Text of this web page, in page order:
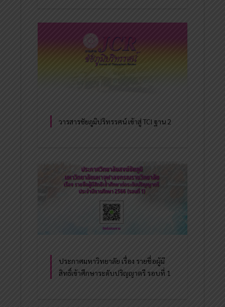
วารสารชัยภูมิปริทรรศน์ เข้าสู่ TCI ฐาน 2
ประกาศมหาวิทยาลัย เรื่อง รายชื่อผู้มี
สิทธิ์เข้าศึกษาระดับปริญญาตรี รอบที่ 1